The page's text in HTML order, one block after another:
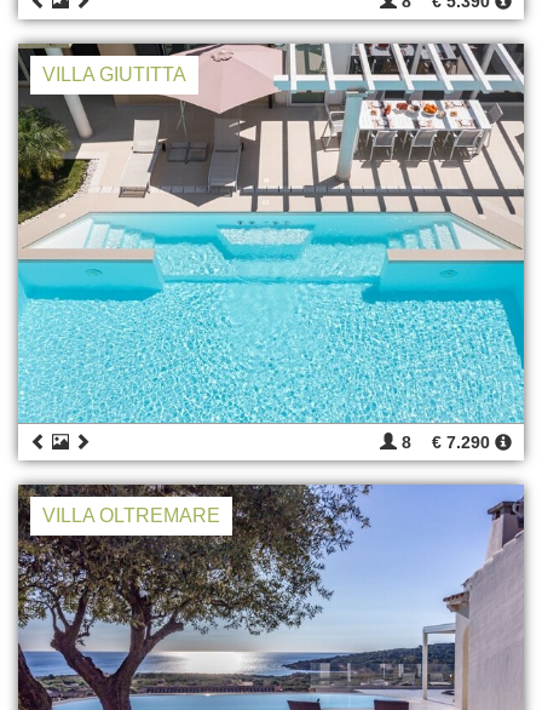
VILLA GIUTITTA
8 € 7.290
VILLA OLTREMARE